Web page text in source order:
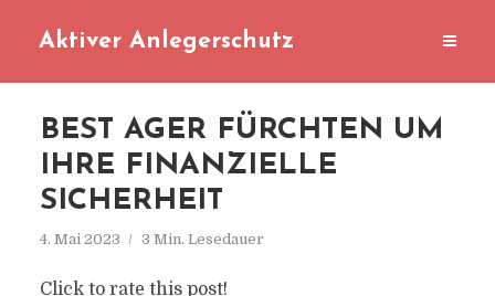
Aktiver Anlegerschutz
BEST AGER FÜRCHTEN UM
IHRE FINANZIELLE
SICHERHEIT
4. Mai 2023 3 Min. Lesedauer
Click to rate this post!